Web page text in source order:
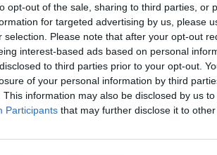
opt-out of the sale, sharing to third parties, or
for targeted advertising by us, please
selection. Please note that after your opt-out
interest-based ads based on personal
to third parties prior to your opt-out.
of your personal information by third
This information may also be disclosed by us
Participants that may further disclose it to other